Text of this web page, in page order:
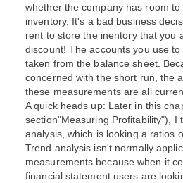
whether the company has room
inventory. It's a bad business
rent to store the inentory that you
discount! The accounts you use
taken from the balance sheet.
concerned with the short run, the
these measurements are all
A quick heads up: Later in this
section"Measuring Profitability"), I
analysis, which is looking a ratios
Trend analysis isn't normally
measurements because when it
financial statement users are